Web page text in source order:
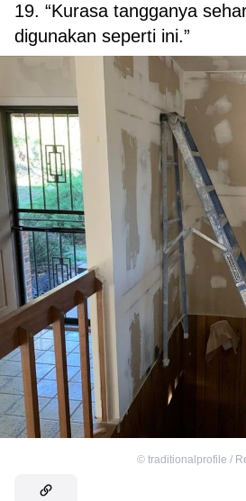
19. “Kurasa tangganya
digunakan seperti ini.”
© traditionalprofile /